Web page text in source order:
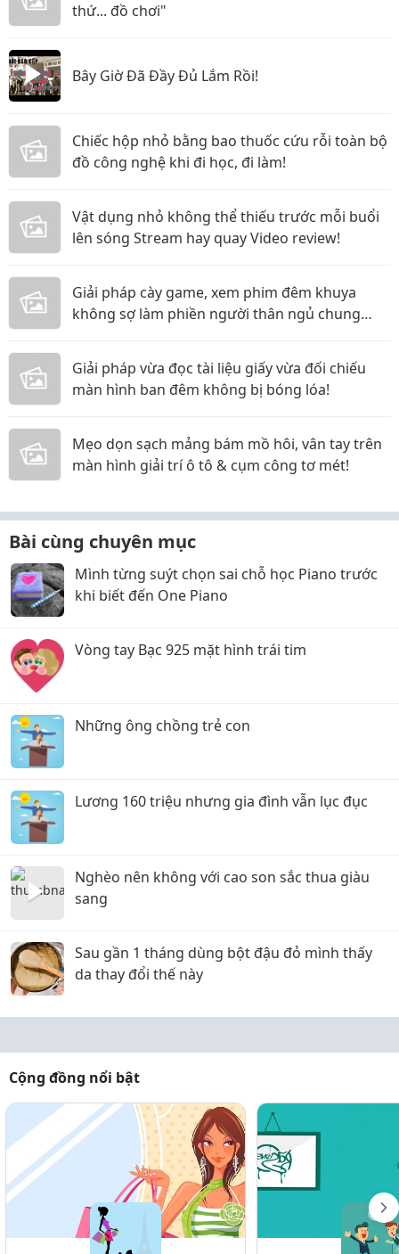
thứ... đồ chơi"
Bây Giờ Đã Đầy Đủ Lắm Rồi!
Chiếc hộp nhỏ bằng bao thuốc cứu rỗi toàn bộ
đồ công nghệ khi đi học, đi làm!
Vật dụng nhỏ không thể thiếu trước mỗi buổi
lên sóng Stream hay quay Video review!
Giải pháp cày game, xem phim đêm khuya
không sợ làm phiền người thân ngủ chung
Giải pháp vừa đọc tài liệu giấy vừa đối chiếu
màn hình ban đêm không bị bóng lóa!
Mẹo dọn sạch mảng bám mồ hôi, vân tay trên
màn hình giải trí ô tô & cụm công tơ mét!
Bài cùng chuyên mục
Mình từng suýt chọn sai chỗ học Piano trước
khi biết đến One Piano
Vòng tay Bạc 925 mặt hình trái tim
Những ông chồng trẻ con
Lương 160 triệu nhưng gia đình vẫn lục đục
Nghèo nên không với cao son sắc thua giàu
sang
Sau gần 1 tháng dùng bột đậu đỏ mình thấy
da thay đổi thế này
Cộng đồng nổi bật